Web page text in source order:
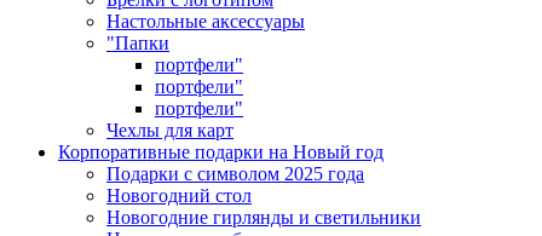
Настольные аксессуары
"Папки
портфели"
портфели"
портфели"
Чехлы для карт
Корпоративные подарки на Новый год
Подарки с символом 2025 года
Новогодний стол
Новогодние гирлянды и светильники